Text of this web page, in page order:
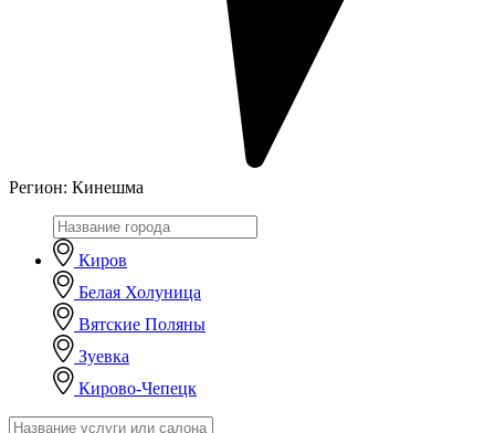
Регион: Кинешма
Киров
Белая Холуница
Вятские Поляны
Зуевка
Кирово-Чепецк